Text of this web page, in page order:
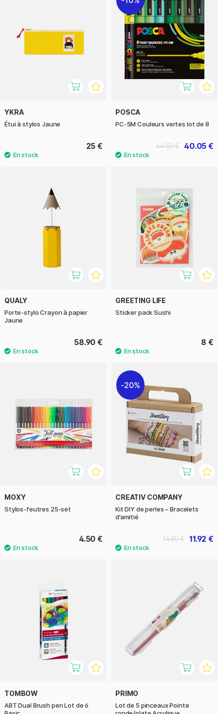
YKRA
Étui à stylos Jaune
25 €
POSCA
PC-5M Couleurs vertes lot de 8
40.05 €
44.50 €
QUALY
Porte-stylo Crayon à papier
Jaune
58.90 €
GREETING LIFE
Sticker pack Sushi
8 €
MOXY
Stylos-feutres 25-set
4.50 €
20%
CREATIV COMPANY
Kit DIY de perles – Bracelets
d’amitié
11.92 €
14.90 €
TOMBOW
ABT Dual Brush pen Lot de 6
PRIMO
Lot de 5 pinceaux Pointe